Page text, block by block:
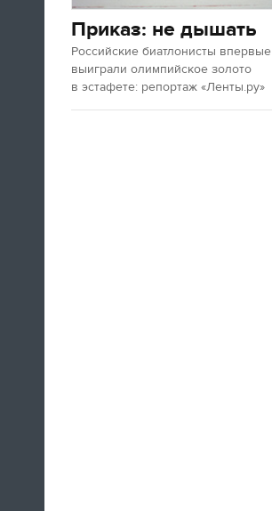
Приказ: не дышать
Российские биатлонисты впервые
выиграли олимпийское золото
в эстафете: репортаж «Ленты.ру»